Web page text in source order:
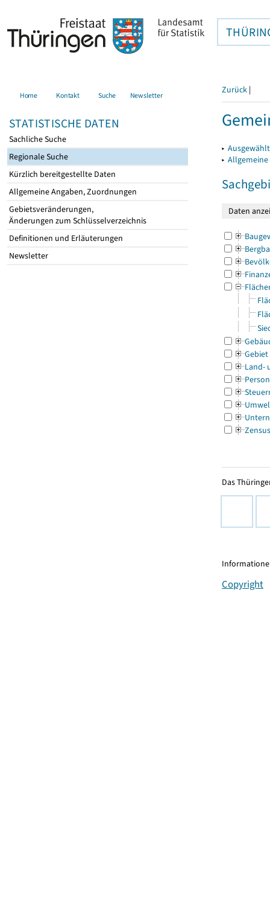
Home Kontakt Suche Newsletter
STATISTISCHE DATEN
Sachliche Suche
Regionale Suche
Kürzlich bereitgestellte Daten
Allgemeine Angaben, Zuordnungen
Gebietsveränderungen,
Änderungen zum Schlüsselverzeichnis
Definitionen und Erläuterungen
Newsletter
Zurück |
▸
▸
Gebiet
Land-
Zensus
Das
Copyright